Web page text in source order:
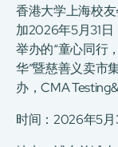
香港大学上海校
加2026年5月31
举办的“童心同行
华”暨慈善义卖市
办，CMA
时间：2026年5